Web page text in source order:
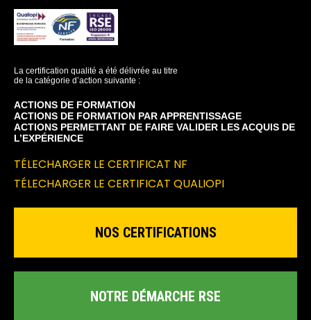
La certification qualité a été délivrée au titre
de la catégorie d’action suivante :
ACTIONS DE FORMATION
ACTIONS DE FORMATION PAR APPRENTISSAGE
ACTIONS PERMETTANT DE FAIRE VALIDER LES ACQUIS DE
L’EXPÉRIENCE
TÉLECHARGER LE CERTIFICAT NF
TÉLECHARGER LE CERTIFICAT QUALIOPI
NOS CERTIFICATIONS
NOTRE DÉMARCHE RSE